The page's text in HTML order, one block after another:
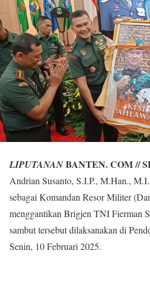
LIPUTANANBANTEN. COM //
Andrian Susanto, S.I.P., M.Han.,
sebagai Komandan Resor Militer
menggantikan Brigjen TNI Fierman
sambut tersebut dilaksanakan di
Senin, 10 Februari 2025.